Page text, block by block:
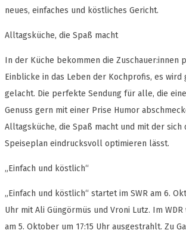
neues, einfaches und köstliches Gericht.
Alltagsküche, die Spaß macht
In der Küche bekommen die Zuschauer:innen
Einblicke in das Leben der Kochprofis, es wird
gelacht. Die perfekte Sendung für alle, die
Genuss gern mit einer Prise Humor
Alltagsküche, die Spaß macht und mit der sich
Speiseplan eindrucksvoll optimieren lässt.
„Einfach und köstlich“
„Einfach und köstlich“ startet im SWR am 6.
Uhr mit Ali Güngörmüs und Vroni Lutz. Im
am 5. Oktober um 17:15 Uhr ausgestrahlt. Zu